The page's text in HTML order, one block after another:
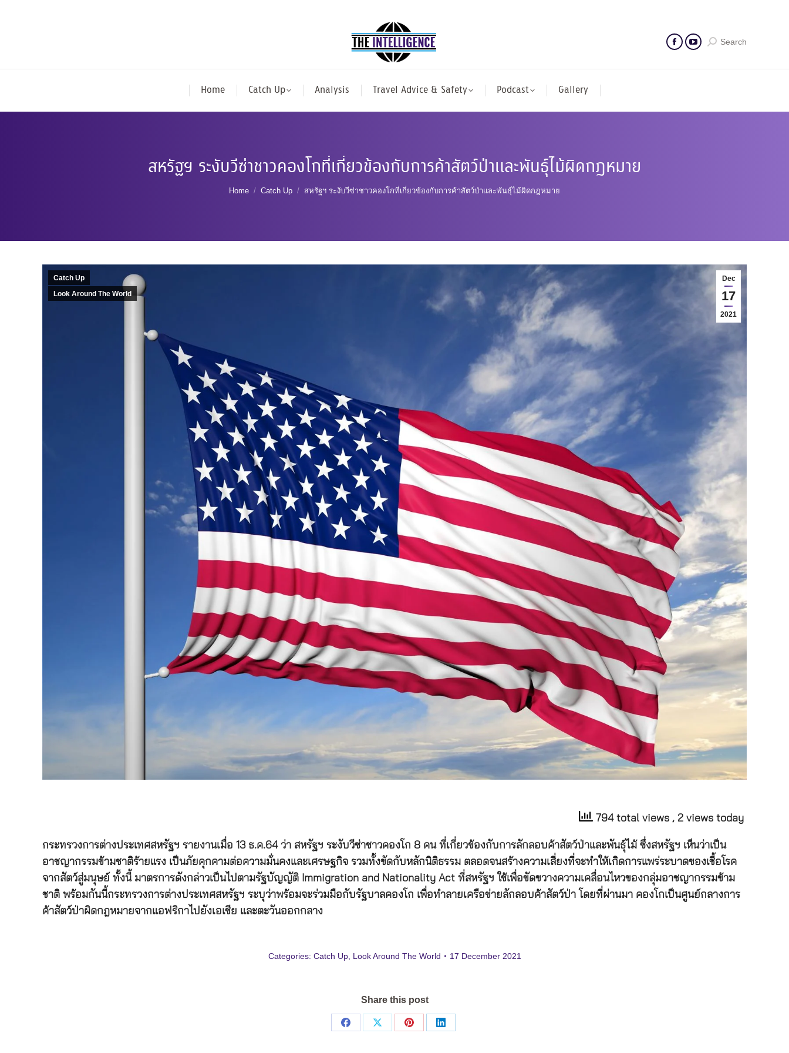
Search
Home Catch Up Analysis Travel Advice & Safety Podcast Gallery
สหรัฐฯ ระงับวีซ่าชาวคองโกที่เกี่ยวข้องกับการค้าสัตว์ป่าและพันธุ์ไม้ผิดกฎหมาย
You are here:
Home Catch Up สหรัฐฯ ระงับวีซ่าชาวคองโกที่เกี่ยวข้องกับการค้าสัตว์ป่าและพันธุ์ไม้ผิดกฎหมาย
Dec
17
2021
Catch Up
Look Around The World
794 total views , 2 views today
กระทรวงการต่างประเทศสหรัฐฯ รายงานเมื่อ 13 ธ.ค.64 ว่า สหรัฐฯ ระงับวีซ่าชาวคองโก 8 คน ที่เกี่ยวข้องกับการลักลอบค้าสัตว์ป่าและพันธุ์ไม้ ซึ่งสหรัฐฯ เห็นว่าเป็น
อาชญากรรมข้ามชาติร้ายแรง เป็นภัยคุกคามต่อความมั่นคงและเศรษฐกิจ รวมทั้งขัดกับหลักนิติธรรม ตลอดจนสร้างความเสี่ยงที่จะทำให้เกิดการแพร่ระบาดของเชื้อโรค
จากสัตว์สู่มนุษย์ ทั้งนี้ มาตรการดังกล่าวเป็นไปตามรัฐบัญญัติ Immigration and Nationality Act ที่สหรัฐฯ ใช้เพื่อขัดขวางความเคลื่อนไหวของกลุ่มอาชญากรรมข้าม
ชาติ พร้อมกันนี้กระทรวงการต่างประเทศสหรัฐฯ ระบุว่าพร้อมจะร่วมมือกับรัฐบาลคองโก เพื่อทำลายเครือข่ายลักลอบค้าสัตว์ป่า โดยที่ผ่านมา คองโกเป็นศูนย์กลางการ
ค้าสัตว์ป่าผิดกฎหมายจากแอฟริกาไปยังเอเชีย และตะวันออกกลาง
Categories: Catch Up, Look Around The World 17 December 2021
Share this post
Share
Share
Share
Share